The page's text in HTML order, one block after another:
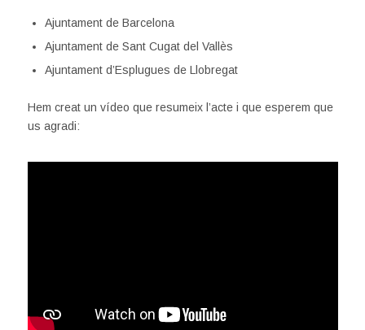
Ajuntament de Barcelona
Ajuntament de Sant Cugat del Vallès
Ajuntament d’Esplugues de Llobregat
Hem creat un vídeo que resumeix l’acte i que esperem que
us agradi: